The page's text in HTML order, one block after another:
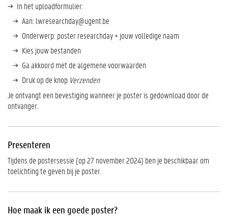
e
s
e
t
e
r
n
m
a
k
e
In het uploadformulier:
Aan: lwresearchday@ugent.be
Onderwerp: poster researchday + jouw volledige naam
Kies jouw bestanden
Ga akkoord met de algemene voorwaarden
Druk op de knop Verzenden
Je ontvangt een bevestiging wanneer je poster is gedownload door de
ontvanger.
Presenteren
Tijdens de postersessie (op 27 november 2024) ben je beschikbaar om
toelichting te geven bij je poster.
Hoe maak ik een goede poster?